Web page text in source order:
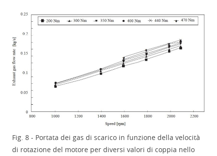
Fig. 8 - Portata dei gas di scarico in funzione della velocità
di rotazione del motore per diversi valori di coppia nello